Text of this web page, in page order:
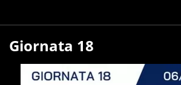
Giornata 18